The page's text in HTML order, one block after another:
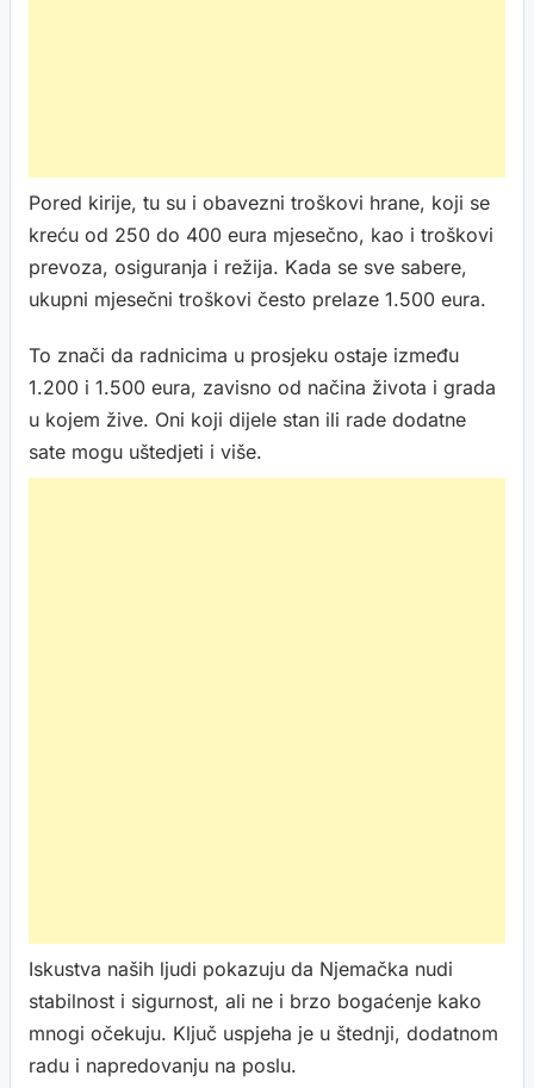
Pored kirije, tu su i obavezni troškovi hrane, koji se
kreću od 250 do 400 eura mjesečno, kao i troškovi
prevoza, osiguranja i režija. Kada se sve sabere,
ukupni mjesečni troškovi često prelaze 1.500 eura.
To znači da radnicima u prosjeku ostaje između
1.200 i 1.500 eura, zavisno od načina života i grada
u kojem žive. Oni koji dijele stan ili rade dodatne
sate mogu uštedjeti i više.
Iskustva naših ljudi pokazuju da Njemačka nudi
stabilnost i sigurnost, ali ne i brzo bogaćenje kako
mnogi očekuju. Ključ uspjeha je u štednji, dodatnom
radu i napredovanju na poslu.